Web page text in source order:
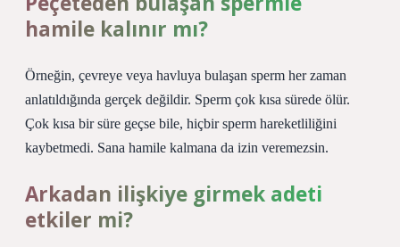
hamile kalınır mı?
Örneğin, çevreye veya havluya bulaşan sperm her zaman
anlatıldığında gerçek değildir. Sperm çok kısa sürede ölür.
Çok kısa bir süre geçse bile, hiçbir sperm hareketliliğini
kaybetmedi. Sana hamile kalmana da izin veremezsin.
Arkadan ilişkiye girmek adeti
etkiler mi?